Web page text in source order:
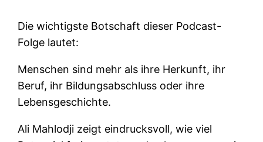
Die wichtigste Botschaft dieser Podcast-
Folge lautet:
Menschen sind mehr als ihre Herkunft, ihr
Beruf, ihr Bildungsabschluss oder ihre
Lebensgeschichte.
Ali Mahlodji zeigt eindrucksvoll, wie viel